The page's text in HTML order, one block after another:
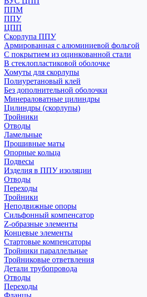
ППМ
ППУ
ЦПП
Скорлупа ППУ
Армированная с алюминиевой фольгой
С покрытием из оцинкованной стали
В стеклопластиковой оболочке
Хомуты для скорлупы
Полиуретановый клей
Без дополнительной оболочки
Минераловатные цилиндры
Цилиндры (скорлупы)
Тройники
Отводы
Ламельные
Прошивные маты
Опорные кольца
Подвесы
Изделия в ППУ изоляции
Отводы
Переходы
Тройники
Неподвижные опоры
Cильфонный компенсатор
Z-образные элементы
Концевые элементы
Стартовые компенсаторы
Тройники параллельные
Тройниковые ответвления
Детали трубопровода
Отводы
Переходы
Фланцы